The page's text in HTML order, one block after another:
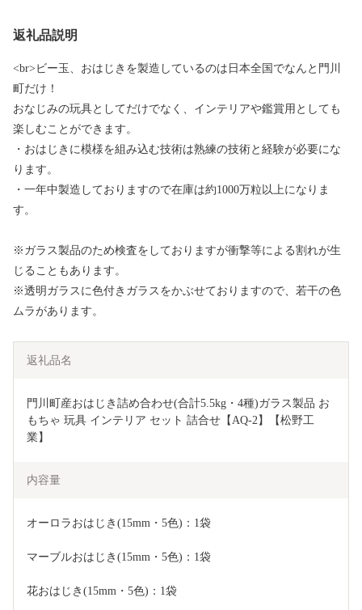
返礼品説明
<br>ビー玉、おはじきを製造しているのは日本全国でなんと門川
町だけ！
おなじみの玩具としてだけでなく、インテリアや鑑賞用としても
楽しむことができます。
・おはじきに模様を組み込む技術は熟練の技術と経験が必要にな
ります。
・一年中製造しておりますので在庫は約1000万粒以上になりま
す。
※ガラス製品のため検査をしておりますが衝撃等による割れが生
じることもあります。
※透明ガラスに色付きガラスをかぶせておりますので、若干の色
ムラがあります。
返礼品名
門川町産おはじき詰め合わせ(合計5.5kg・4種)ガラス製品 お
もちゃ 玩具 インテリア セット 詰合せ【AQ-2】【松野工
業】
内容量
オーロラおはじき(15mm・5色)：1袋
マーブルおはじき(15mm・5色)：1袋
花おはじき(15mm・5色)：1袋